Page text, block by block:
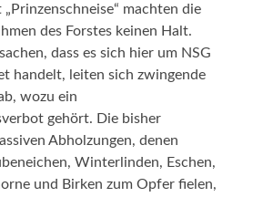
machten die
des Forstes keinen Halt.
dass es sich hier um NSG
handelt, leiten sich zwingende
wozu ein
gehört. Die bisher
Abholzungen, denen
Winterlinden, Eschen,
und Birken zum Opfer fielen,